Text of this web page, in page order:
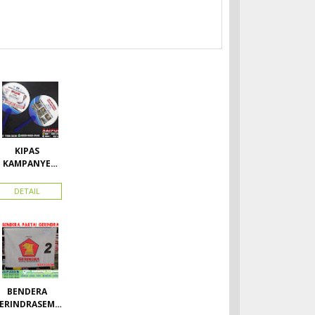
KIPAS
KAMPANYE
DETAIL
BENDERA